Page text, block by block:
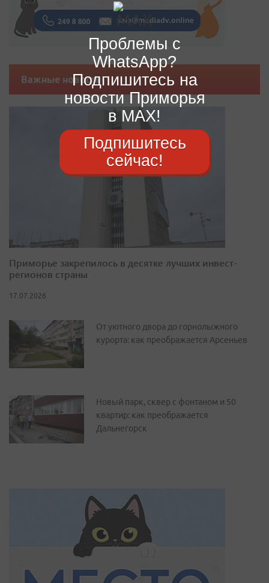
Важные новости
Приморье закрепилось в десятке лучших инвест-
регионов страны
17.07.2026
От уютного двора до горнолыжного
курорта: как преображается Арсеньев
Новый парк, сквер с фонтаном и 50
квартир: как преображается
Дальнегорск
Проблемы с
WhatsApp?
Подпишитесь на
новости Приморья
в MAX!
Подпишитесь
сейчас!